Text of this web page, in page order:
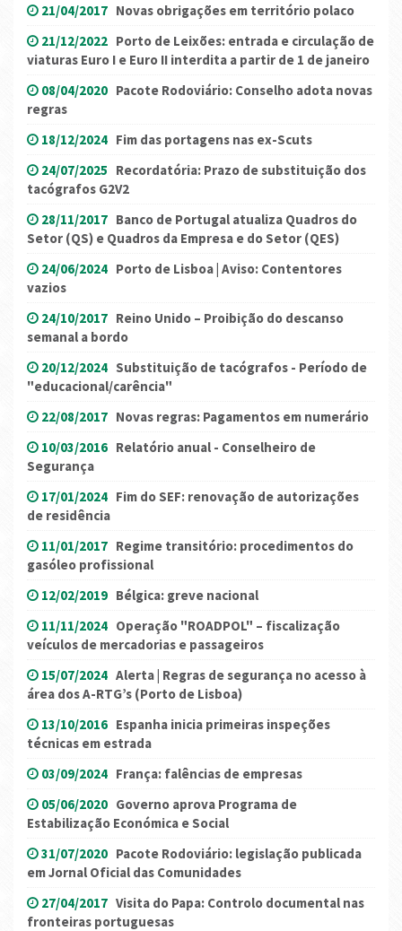
21/04/2017 Novas obrigações em território polaco
21/12/2022 Porto de Leixões: entrada e circulação de
viaturas Euro I e Euro II interdita a partir de 1 de janeiro
08/04/2020 Pacote Rodoviário: Conselho adota novas
regras
18/12/2024 Fim das portagens nas ex-Scuts
24/07/2025 Recordatória: Prazo de substituição dos
tacógrafos G2V2
28/11/2017 Banco de Portugal atualiza Quadros do
Setor (QS) e Quadros da Empresa e do Setor (QES)
24/06/2024 Porto de Lisboa | Aviso: Contentores
vazios
24/10/2017 Reino Unido – Proibição do descanso
semanal a bordo
20/12/2024 Substituição de tacógrafos - Período de
"educacional/carência"
22/08/2017 Novas regras: Pagamentos em numerário
10/03/2016 Relatório anual - Conselheiro de
Segurança
17/01/2024 Fim do SEF: renovação de autorizações
de residência
11/01/2017 Regime transitório: procedimentos do
gasóleo profissional
12/02/2019 Bélgica: greve nacional
11/11/2024 Operação "ROADPOL" – fiscalização
veículos de mercadorias e passageiros
15/07/2024 Alerta | Regras de segurança no acesso à
área dos A-RTG’s (Porto de Lisboa)
13/10/2016 Espanha inicia primeiras inspeções
técnicas em estrada
03/09/2024 França: falências de empresas
05/06/2020 Governo aprova Programa de
Estabilização Económica e Social
31/07/2020 Pacote Rodoviário: legislação publicada
em Jornal Oficial das Comunidades
27/04/2017 Visita do Papa: Controlo documental nas
fronteiras portuguesas